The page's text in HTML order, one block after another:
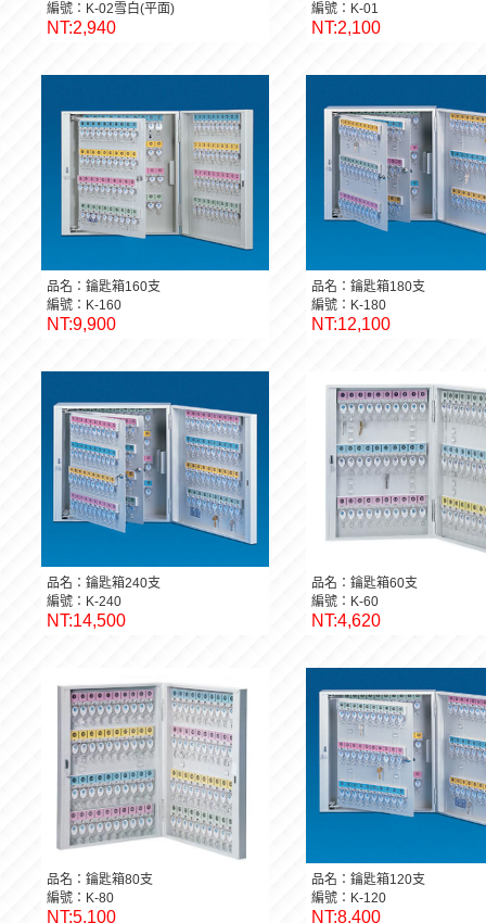
編號：K-02雪白(平面)
NT:2,940
編號：K-01
NT:2,100
品名：鑰匙箱160支
編號：K-160
NT:9,900
品名：鑰匙箱180支
編號：K-180
NT:12,100
品名：鑰匙箱240支
編號：K-240
NT:14,500
品名：鑰匙箱60支
編號：K-60
NT:4,620
品名：鑰匙箱80支
編號：K-80
NT:5,100
品名：鑰匙箱120支
編號：K-120
NT:8,400